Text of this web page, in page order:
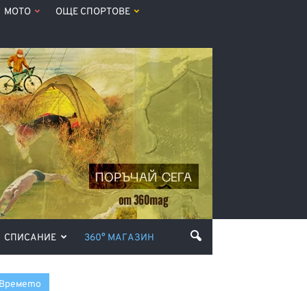
МОТО ОЩЕ СПОРТОВЕ
СПИСАНИЕ 360° МАГАЗИН